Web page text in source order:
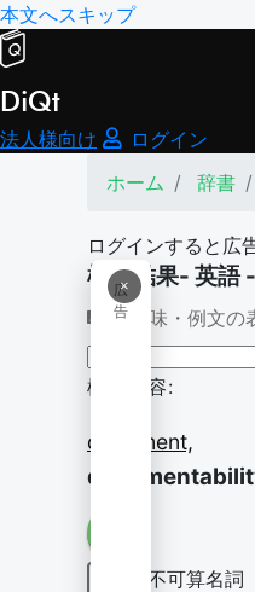
本文へスキップ
DiQt
法人様向け
ログイン
ホーム
辞書
ログインすると広
×
広
告
検索結果- 英語
意味・例文の
検索内容:
document,
不可算名詞